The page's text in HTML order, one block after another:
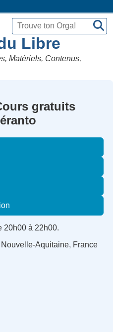
Libre
Matériels, Contenus,
gratuits
20h00 à 22h00.
Aquitaine, France